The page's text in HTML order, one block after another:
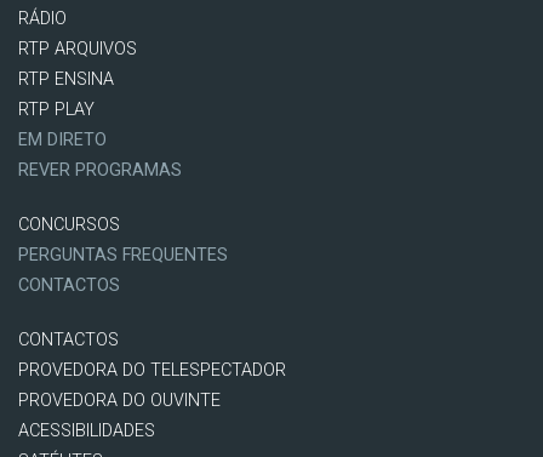
RÁDIO
RTP ARQUIVOS
RTP ENSINA
RTP PLAY
EM DIRETO
REVER PROGRAMAS
CONCURSOS
PERGUNTAS FREQUENTES
CONTACTOS
CONTACTOS
PROVEDORA DO TELESPECTADOR
PROVEDORA DO OUVINTE
ACESSIBILIDADES